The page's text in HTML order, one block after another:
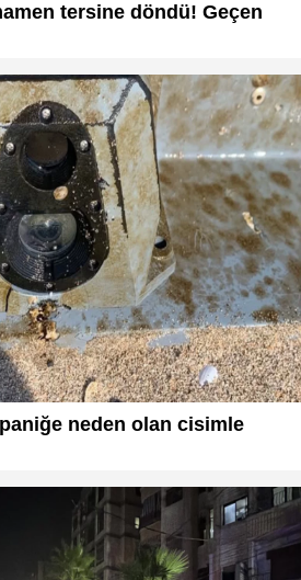
tersine döndü! Geçen
neden olan cisimle